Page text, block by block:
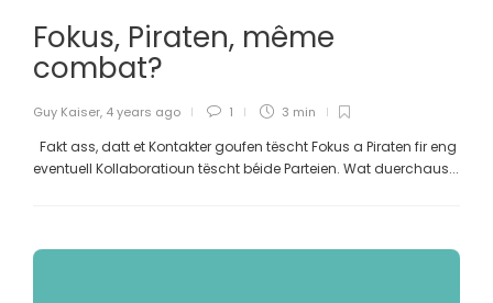
Fokus, Piraten, même
combat?
Guy Kaiser, 4 years ago 1 3 min
Fakt ass, datt et Kontakter goufen tëscht Fokus a Piraten fir eng
eventuell Kollaboratioun tëscht béide Parteien. Wat duerchaus...